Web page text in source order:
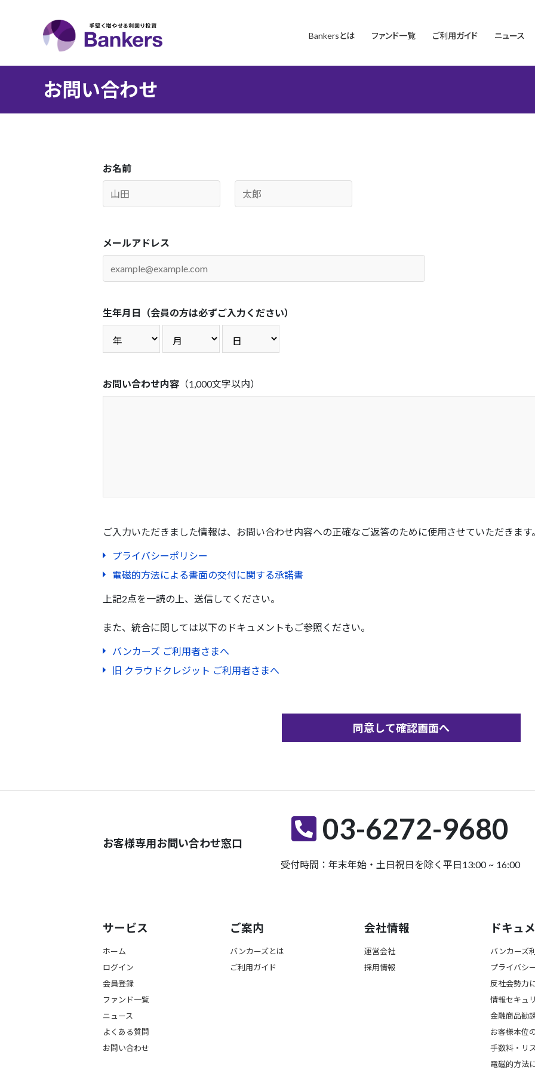
Bankersとは ファンド一覧 ご利用ガイド ニュース
お問い合わせ
お名前
メールアドレス
生年月日（会員の方は必ずご入力ください）
お問い合わせ内容 （1,000文字以内）
ご入力いただきました情報は、お問い合わせ内容への正確なご返答のために使用させていただきます
プライバシーポリシー
電磁的方法による書面の交付に関する承諾書
上記2点を一読の上、送信してください。
また、統合に関しては以下のドキュメントもご参照ください。
バンカーズ ご利用者さまへ
旧 クラウドクレジット ご利用者さまへ
お客様専用お問い合わせ窓口 03-6272-9680
受付時間：年末年始・土日祝日を除く平日13:00 ~ 16:00
サービス
ホーム
ログイン
会員登録
ファンド一覧
ニュース
よくある質問
お問い合わせ
ご案内
バンカーズとは
ご利用ガイド
会社情報
運営会社
採用情報
ドキュ
バンカーズ
プライバシ
反社会勢力
情報セキュ
金融商品勧
お客様本位
手数料・リ
電磁的方法